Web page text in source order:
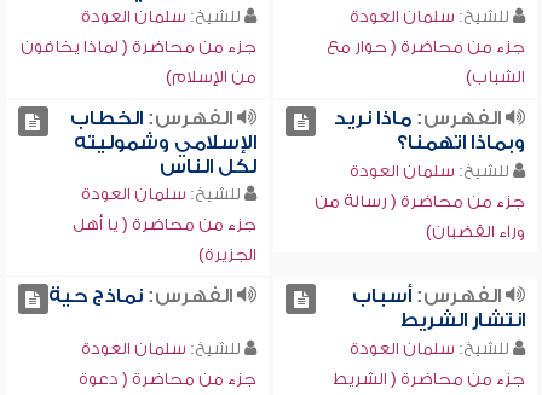
للشيخ: سلمان العودة
جزء من محاضرة ( حوار مع
الشباب)
للشيخ: سلمان العودة
جزء من محاضرة ( لماذا يخافون
من الإسلام)
الفهرس:ماذا نريد
وبماذا اتهمنا؟
للشيخ: سلمان العودة
جزء من محاضرة ( رسالة من
وراء القضبان)
الفهرس:الخطاب
الإسلامي وشموليته
لكل الناس
للشيخ: سلمان العودة
جزء من محاضرة ( يا أهل
الجزيرة)
الفهرس:أسباب
انتشار الشريط
للشيخ: سلمان العودة
جزء من محاضرة ( الشريط
الفهرس:نماذج حية
للشيخ: سلمان العودة
جزء من محاضرة ( دعوة